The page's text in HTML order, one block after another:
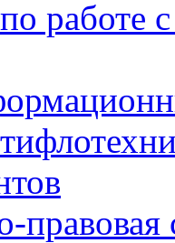
работе
правовая